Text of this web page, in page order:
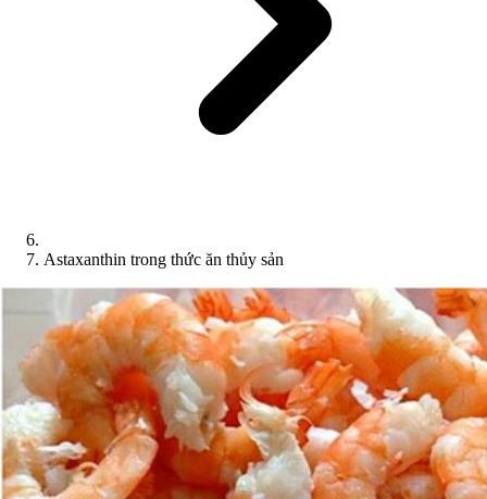
Astaxanthin trong thức ăn thủy sản